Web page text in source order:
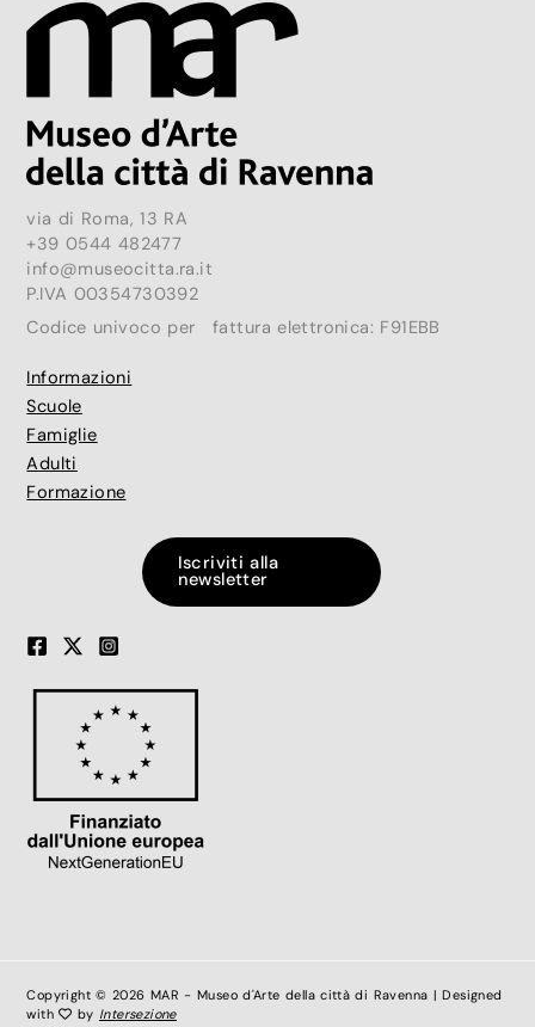
via di Roma, 13 RA
+39 0544 482477
info@museocitta.ra.it
P.IVA 00354730392
Codice univoco per fattura elettronica: F91EBB
Informazioni
Scuole
Famiglie
Adulti
Formazione
Iscriviti alla
newsletter
Copyright © 2026 MAR - Museo d'Arte della città di Ravenna | Designed
with
by Intersezione